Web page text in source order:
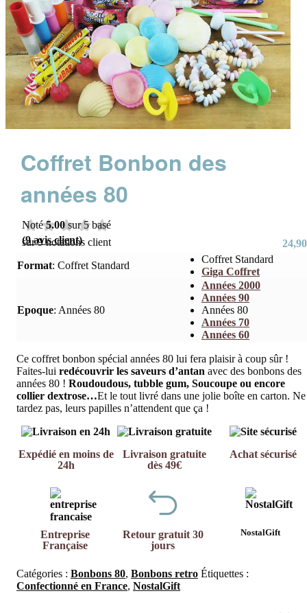
Coffret Bonbon des
années 80
Noté5.00 sur 5 basé
sur9notations client
(9avis client) 24,90
Ce coffret bonbon spécial années 80 lui fera plaisir à coup sûr !
Faites-lui redécouvrir les saveurs d’antan avec des bonbons des
années 80 ! Roudoudous, tubble gum, Soucoupe ou encore
collier dextrose…Et le tout livré dans une jolie boîte en carton. Ne
tardez pas, leurs papilles n’attendent que ça !
Format: Coffret Standard
Coffret Standard
Giga Coffret
Epoque: Années 80
Années 2000
Années 90
Années 80
Années 70
Années 60
Expédié en moins de
24h
Livraison gratuite
dès 49€
Achat sécurisé
Entreprise
Française
Retour gratuit 30
jours
NostalGift
Catégories : Bonbons 80, Bonbons retro Étiquettes :
Confectionné en France, NostalGift